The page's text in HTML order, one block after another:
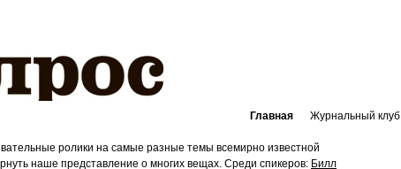
Главная Журнальный клуб
ролики на самые разные темы всемирно известной
наше представление о многих вещах. Среди спикеров: Билл